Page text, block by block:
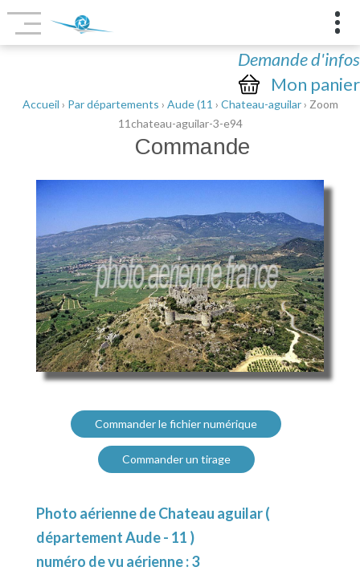
Demande d'infos
Mon panier
Accueil › Par départements › Aude (11 › Chateau-aguilar› Zoom
11chateau-aguilar-3-e94
Commande
Commander le fichier numérique
Commander un tirage
Photo aérienne de Chateau aguilar (
département Aude - 11 )
numéro de vu aérienne : 3